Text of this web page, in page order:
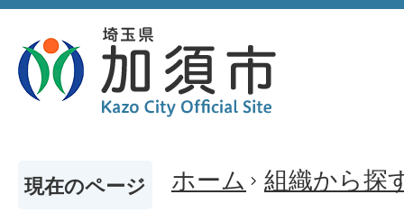
現在のページ ホーム 組織から探